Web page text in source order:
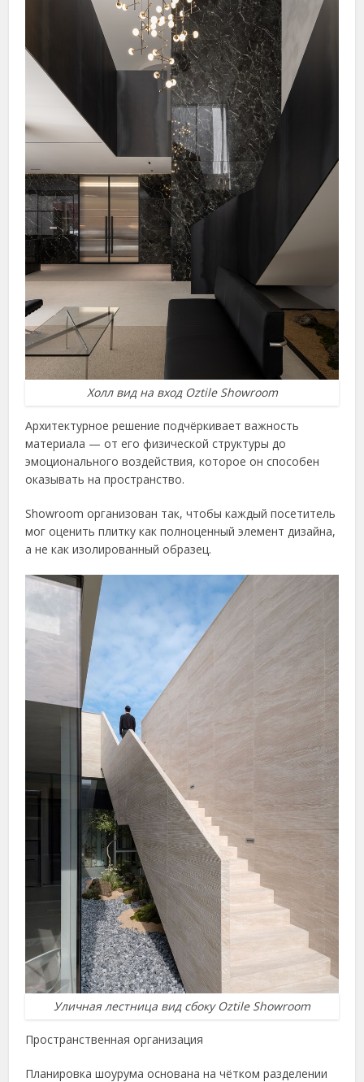
Холл вид на вход Oztile Showroom
Архитектурное решение подчёркивает важность
материала — от его физической структуры до
эмоционального воздействия, которое он способен
оказывать на пространство.
Showroom организован так, чтобы каждый посетитель
мог оценить плитку как полноценный элемент дизайна,
а не как изолированный образец.
Уличная лестница вид сбоку Oztile Showroom
Пространственная организация
Планировка шоурума основана на чётком разделении